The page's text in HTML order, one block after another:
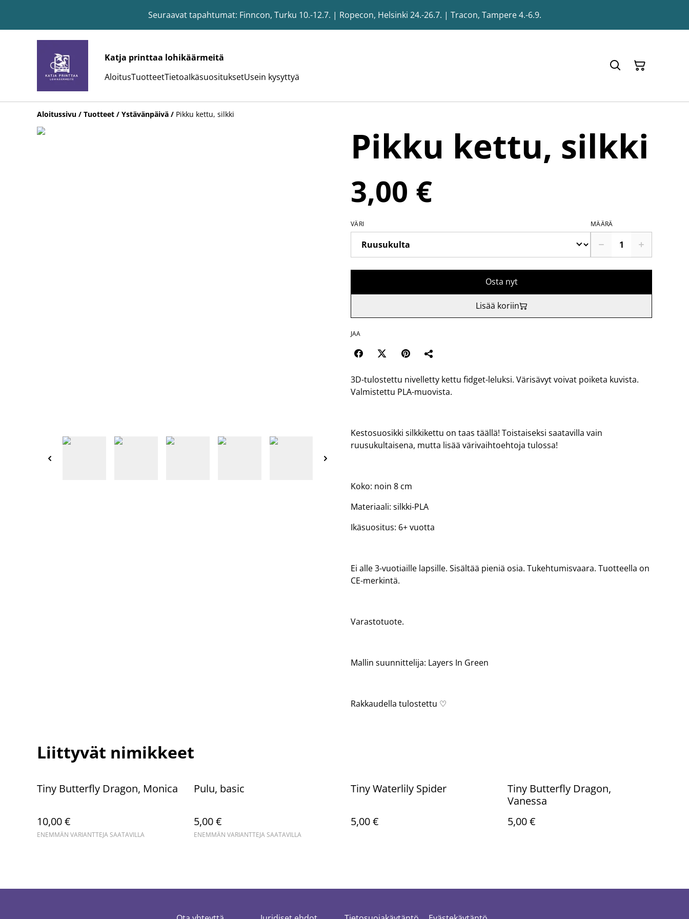
Seuraavat tapahtumat: Finncon, Turku 10.-12.7. | Ropecon, Helsinki 24.-26.7. | Tracon, Tampere 4.-6.9.
Katja printtaa lohikäärmeitä
AloitusTuotteetTietoaIkäsuosituksetUsein kysyttyä
Aloitussivu / Tuotteet / Ystävänpäivä / Pikku kettu, silkki
Pikku kettu, silkki
3,00 €
VÄRI MÄÄRÄ
Osta nyt
Lisää koriin
JAA
3D-tulostettu nivelletty kettu fidget-leluksi. Värisävyt voivat poiketa kuvista.
Valmistettu PLA-muovista.
Kestosuosikki silkkikettu on taas täällä! Toistaiseksi saatavilla vain
ruusukultaisena, mutta lisää värivaihtoehtoja tulossa!
Koko: noin 8 cm
Materiaali: silkki-PLA
Ikäsuositus: 6+ vuotta
Ei alle 3-vuotiaille lapsille. Sisältää pieniä osia. Tukehtumisvaara. Tuotteella on
CE-merkintä.
Varastotuote.
Mallin suunnittelija: Layers In Green
Rakkaudella tulostettu ♡
Liittyvät nimikkeet
Tiny Butterfly Dragon, Monica
10,00 €
ENEMMÄN VARIANTTEJA SAATAVILLA
Pulu, basic
5,00 €
ENEMMÄN VARIANTTEJA SAATAVILLA
Tiny Waterlily Spider
5,00 €
Tiny Butterfly Dragon,
Vanessa
5,00 €